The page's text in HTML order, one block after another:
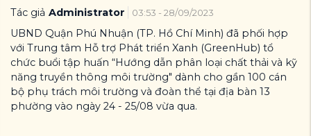
Tác giả Administrator 03:53 - 28/09/2023
UBND Quận Phú Nhuận (TP. Hồ Chí Minh) đã phối hợp
với Trung tâm Hỗ trợ Phát triển Xanh (GreenHub) tổ
chức buổi tập huấn “Hướng dẫn phân loại chất thải và kỹ
năng truyền thông môi trường" dành cho gần 100 cán
bộ phụ trách môi trường và đoàn thể tại địa bàn 13
phường vào ngày 24 - 25/08 vừa qua.